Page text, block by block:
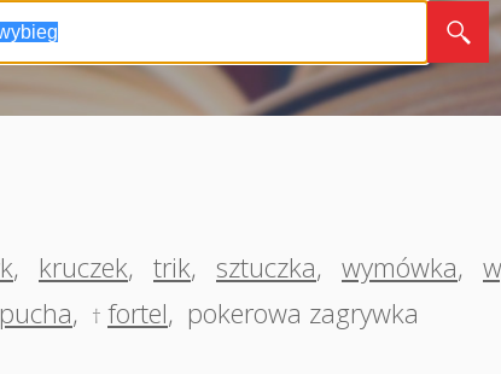
, kruczek, trik, sztuczka, wymówka,
, † fortel, pokerowa zagrywka